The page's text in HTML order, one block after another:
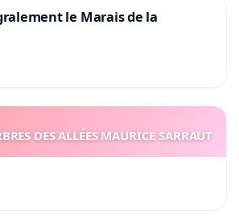
le Marais de la
DES ALLÉES MAURICE SARRAUT